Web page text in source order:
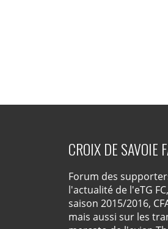
CROIX DE SAVOIE
Forum des
l'actualité de l'eTG
saison 2015/2016,
mais aussi sur les